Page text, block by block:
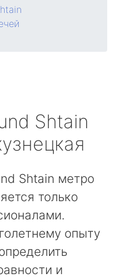
Shtain
Shtain метро
только
опыту
и